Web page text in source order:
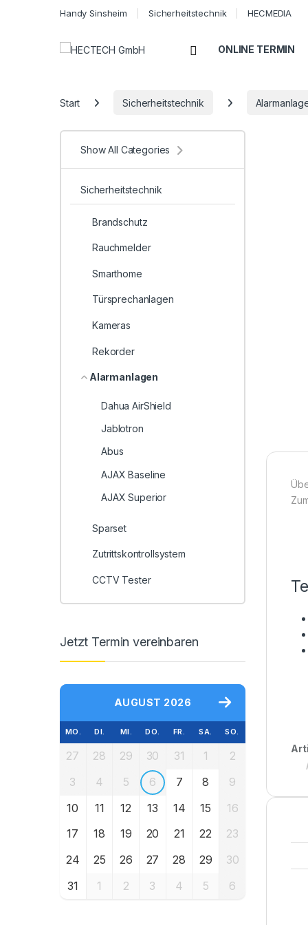
Handy Sinsheim Sicherheitstechnik HECMEDIA
Open ONLINE TERMIN
Start Sicherheitstechnik
Show All Categories
Sicherheitstechnik
Brandschutz
Rauchmelder
Smarthome
Türsprechanlagen
Kameras
Rekorder
Alarmanlagen
Dahua AirShield
Jablotron
Abus
AJAX Baseline
AJAX Superior
Sparset
Zutrittskontrollsystem
CCTV Tester
Jetzt Termin vereinbaren
AUGUST 2026
MO. DI. MI. DO. FR. SA. SO.
27 28 29 30 31 1
2
3
4 5 6 7 8
9
10
11 12 13 14 15
16
17
18 19 20 21 22
23
24
25 26 27 28 29
30
31
1 2 3 4 5 6